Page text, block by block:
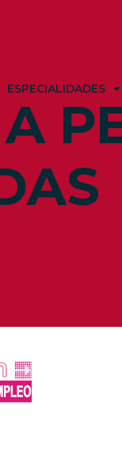
ESPECIALIDADES